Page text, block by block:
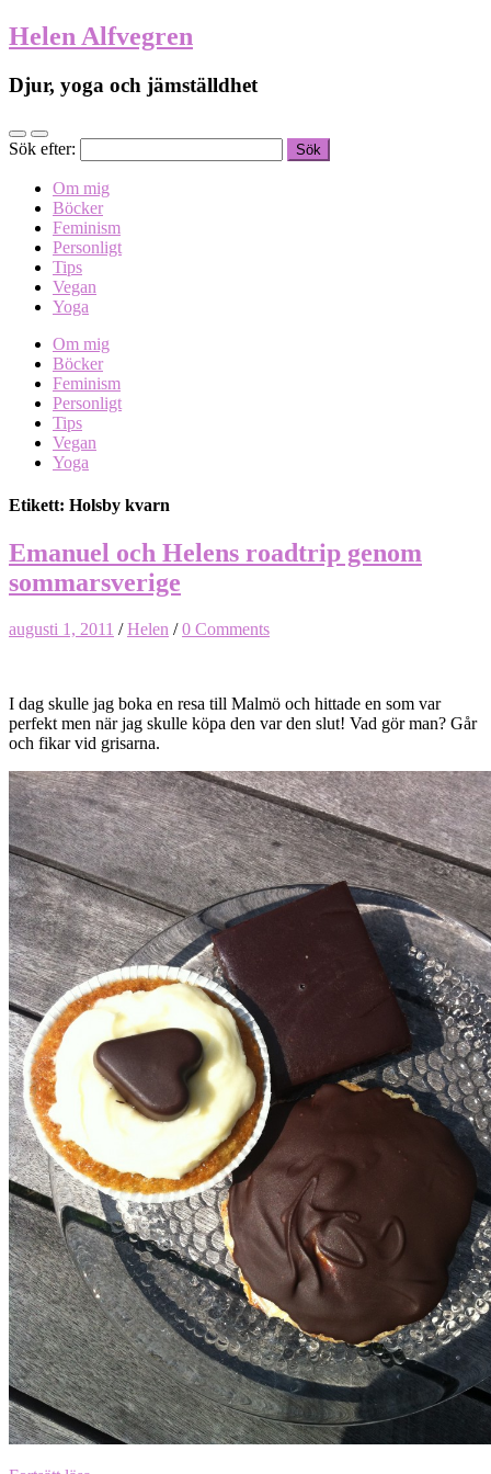
Helen Alfvegren
Djur, yoga och jämställdhet
Sök efter:
Om mig
Böcker
Feminism
Personligt
Tips
Vegan
Yoga
Om mig
Böcker
Feminism
Personligt
Tips
Vegan
Yoga
Etikett: Holsby kvarn
Emanuel och Helens roadtrip genom
sommarsverige
augusti 1, 2011 /Helen /0 Comments
I dag skulle jag boka en resa till Malmö och hittade en som var
perfekt men när jag skulle köpa den var den slut! Vad gör man? Går
och fikar vid grisarna.